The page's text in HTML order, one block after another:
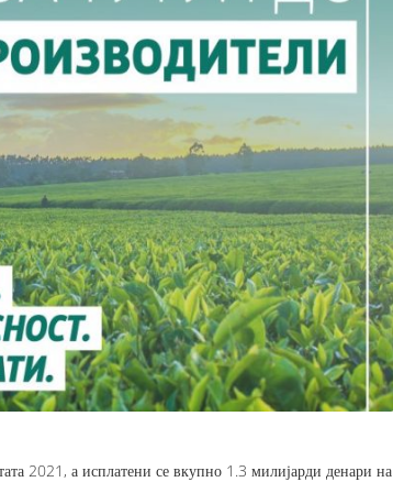
2021, а исплатени се вкупно 1.3 милијарди денари на